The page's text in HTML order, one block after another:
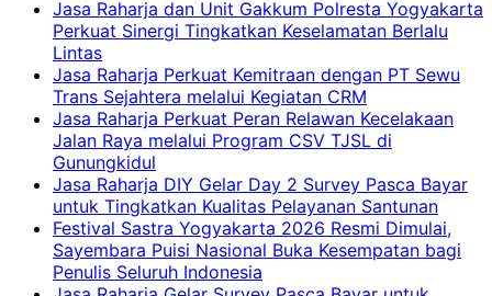
Jasa Raharja dan Unit Gakkum Polresta Yogyakarta
Perkuat Sinergi Tingkatkan Keselamatan Berlalu
Lintas
Jasa Raharja Perkuat Kemitraan dengan PT Sewu
Trans Sejahtera melalui Kegiatan CRM
Jasa Raharja Perkuat Peran Relawan Kecelakaan
Jalan Raya melalui Program CSV TJSL di
Gunungkidul
Jasa Raharja DIY Gelar Day 2 Survey Pasca Bayar
untuk Tingkatkan Kualitas Pelayanan Santunan
Festival Sastra Yogyakarta 2026 Resmi Dimulai,
Sayembara Puisi Nasional Buka Kesempatan bagi
Penulis Seluruh Indonesia